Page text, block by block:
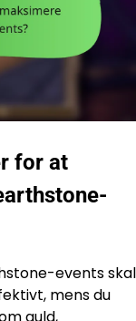
for at
events skal
mens du
guld,